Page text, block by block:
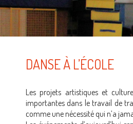
DANSE À L’ÉCOLE
Les projets artistiques et
importantes dans le travail de
comme une nécessité qui n’a